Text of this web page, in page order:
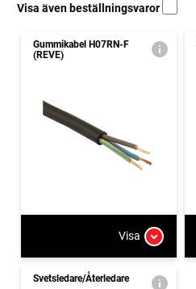
Visa även beställningsvaror
Gummikabel H07RN-F
(REVE)
Visa
Svetsledare/Återledare